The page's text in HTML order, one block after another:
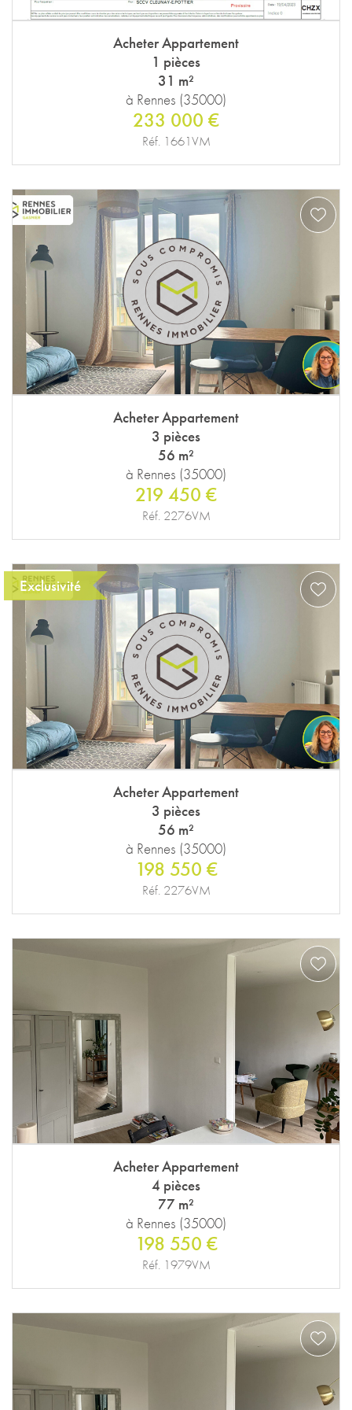
Acheter Appartement
1 pièces
31 m²
à Rennes (35000)
233 000 €
Réf. 1661VM
Acheter Appartement
3 pièces
56 m²
à Rennes (35000)
219 450 €
Réf. 2276VM
Exclusivité
Acheter Appartement
3 pièces
56 m²
à Rennes (35000)
198 550 €
Réf. 2276VM
Acheter Appartement
4 pièces
77 m²
à Rennes (35000)
198 550 €
Réf. 1979VM